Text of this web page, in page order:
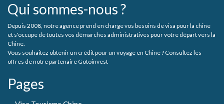
Qui sommes-nous ?
Depuis 2008, notre agence prend en charge vos besoins de visa pour la chine
et s'occupe de toutes vos démarches administratives pour votre départ vers la
Chine.
Vous souhaitez obtenir un crédit pour un voyage en Chine ? Consultez les
offres de notre partenaire Gotoinvest
Pages